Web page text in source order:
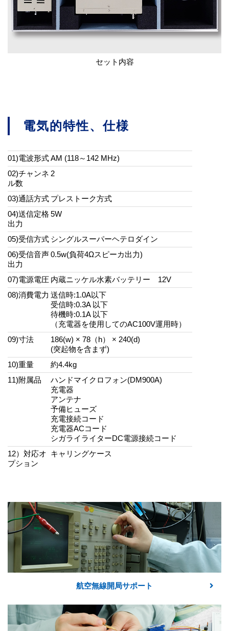
セット内容
電気的特性、仕様
01)電波形式AM (118～142 MHz)
02)チャンネ
ル数
2
03)通話方式 プレストーク方式
04)送信定格
出力
5W
05)受信方式 シングルスーパーヘテロダイン
06)受信音声
出力
0.5w(負荷4Ωスピーカ出力)
07)電源電圧 内蔵ニッケル水素バッテリー 12V
08)消費電力 送信時:1.0A以下
受信時:0.3A 以下
待機時:0.1A 以下
（充電器を使用してのAC100V運用時）
09)寸法
186(w) × 78（h） × 240(d)
(突起物を含まず)
10)重量
約4.4kg
11)附属品
ハンドマイクロフォン(DM900A)
充電器
アンテナ
予備ヒューズ
充電接続コード
充電器ACコード
シガライライターDC電源接続コード
12）対応オ
プション
キャリングケース
航空無線開局サポート